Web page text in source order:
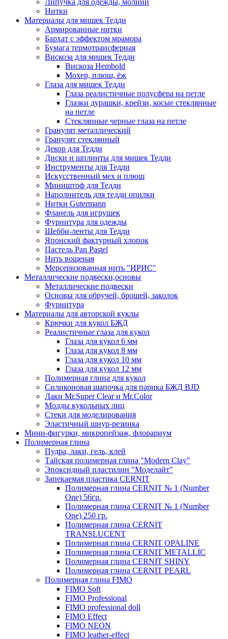
Нитки
Материалы для мишек Тедди
Армированные нитки
Бархат с эффектом мрамора
Бумага термотрансферная
Вискоза для мишек Тедди
Вискоза Hembold
Мохер, плюш, ёж
Глаза для мишек Тедди
Глаза реалистичные полусфера на петле
Глазки дурашки, крейзи, косые стеклянные
на петле
Стеклянные черные глаза на петле
Гранулят металлический
Гранулят стеклянный
Декор для Тедди
Диски и шплинты для мишек Тедди
Инструменты для Тедди
Искусственный мех и плюш
Миништоф для Тедди
Наполнитель для тедди опилки
Нитки Gutermann
Фланель для игрушек
Фурнитура для одежды
Шебби-ленты для Тедди
Японский фактурный хлопок
Пастель Pan Pastel
Нить вощеная
Мерсеризованная нить "ИРИС"
Металлические подвески,основы
Металлические подвески
Основы для обручей, брошей, заколок
Фурнитура
Материалы для авторской куклы
Крючки для кукол БЖД
Реалистичные глаза для кукол
Глаза для кукол 6 мм
Глаза для кукол 8 мм
Глаза для кукол 10 мм
Глаза для кукол 12 мм
Полимерная глина для кукол
Силиконовая шапочка для парика БЖД BJD
Лаки Mr.Super Clear и Mr.Color
Молды кукольных лиц
Стеки для моделирования
Эластичный шнур-резинка
Мини-фигурки, микропейзаж, флорариум
Полимерная глина
Пудра, лаки, гель, клей
Тайская полимерная глина "Modern Clay"
Эпоксидный пластилин "Моделайт"
Запекаемая пластика CERNIT
Полимерная глина CERNIT № 1 (Number
One) 56гр.
Полимерная глина CERNIT № 1 (Number
One) 250 гр.
Полимерная глина CERNIT
TRANSLUCENT
Полимерная глина CERNIT OPALINE
Полимерная глина CERNIT METALLIC
Полимерная глина CERNIT SHINY
Полимерная глина CERNIT PEARL
Полимерная глина FIMO
FIMO Soft
FIMO Professional
FIMO professional doll
FIMO Effect
FIMO NEON
FIMO leather-effect